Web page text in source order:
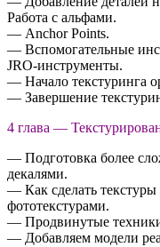
Работа с альфами.
— Anchor Points.
— Вспомогательные
JRO-инструменты.
— Начало текстуринга
— Завершение
4 глава —
— Подготовка более
декалями.
— Как сделать
фототекстурами.
— Продвинутые
— Добавляем модели